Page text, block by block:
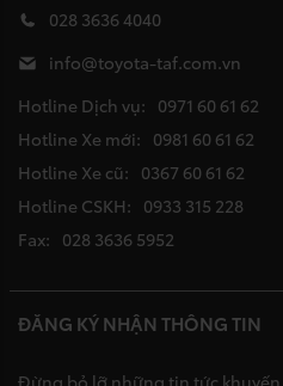
028 3636 4040
info@toyota-taf.com.vn
Hotline Dịch vụ: 0971 60 61 62
Hotline Xe mới: 0981 60 61 62
Hotline Xe cũ: 0367 60 61 62
Hotline CSKH: 0933 315 228
Fax: 028 3636 5952
ĐĂNG KÝ NHẬN THÔNG TIN
Đừng bỏ lỡ những tin tức